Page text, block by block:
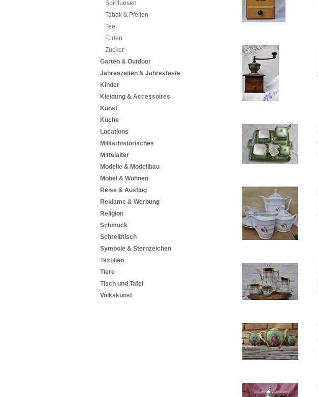
Spirituosen
Tabak & Pfeifen
Tee
Torten
Zucker
Garten & Outdoor
Jahreszeiten & Jahresfeste
Kinder
Kleidung & Accessoires
Kunst
Küche
Locations
Militärhistorisches
Mittelalter
Modelle & Modellbau
Möbel & Wohnen
Reise & Ausflug
Reklame & Werbung
Religion
Schmuck
Schreibtisch
Symbole & Sternzeichen
Textilien
Tiere
Tisch und Tafel
Volkskunst